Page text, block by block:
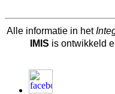
Alle informatie in het
IMIS is ontwikkeld